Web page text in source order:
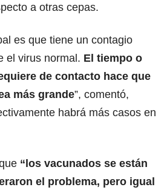
a otras cepas.
es que tiene un contagio
el virus normal. El tiempo o
de contacto hace que
más grande”, comentó,
habrá más casos en
“los vacunados se están
el problema, pero igual